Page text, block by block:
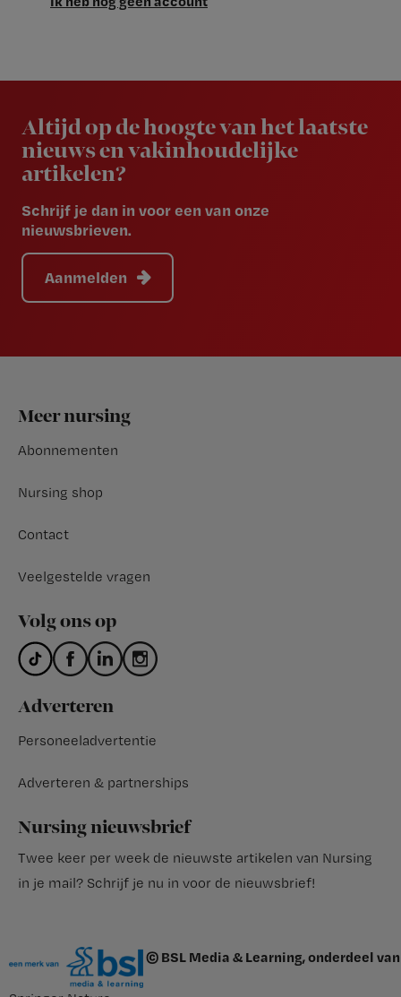
Altijd op de hoogte van het laatste
nieuws en vakinhoudelijke
artikelen?
Schrijf je dan in voor een van onze
nieuwsbrieven.
Aanmelden
Footer
Meer nursing
Abonnementen
Nursing shop
Contact
Veelgestelde vragen
Volg ons op
Adverteren
Personeeladvertentie
Adverteren & partnerships
Nursing nieuwsbrief
Twee keer per week de nieuwste artikelen van Nursing
in je mail? Schrijf je nu in voor de nieuwsbrief!
© BSL Media & Learning, onderdeel van